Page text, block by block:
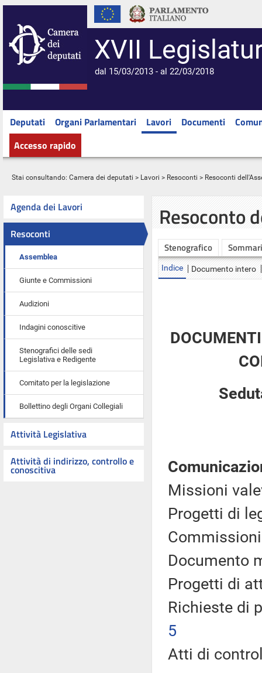
XVII
dal 15/03/2013 - al 22/03/2018
Deputati Organi Parlamentari Lavori Documenti
Accesso rapido
Stai consultando: Camera dei deputati > Lavori > Resoconti > Resoconti
Agenda dei Lavori
Resoconti
Assemblea
Giunte e Commissioni
Audizioni
Indagini conoscitive
Stenografici delle sedi
Legislativa e Redigente
Comitato per la legislazione
Bollettino degli Organi Collegiali
Attività Legislativa
Attività di indirizzo, controllo e
conoscitiva
Resoconto
Stenografico
Indice Documento intero
Missioni
Progetti di
Documento
Progetti di
Richieste di
5
Atti di